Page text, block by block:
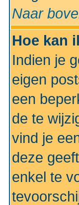
Naar
Hoe kan
Indien je
eigen
een
de te
vind je
deze
enkel te